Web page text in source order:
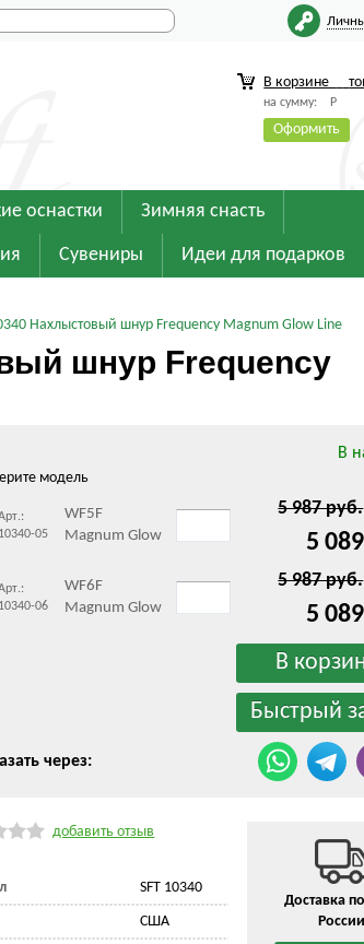
В корзине
на сумму: Р
Оформить
оснастки Зимняя снасть
Сувениры Идеи для подарков
Нахлыстовый шнур Frequency Magnum Glow Line
шнур Frequency
В
модель
10340-05
WF5F
Magnum Glow
5 987 руб.
5
10340-06
WF6F
Magnum Glow
5 987 руб.
5
через:
добавить отзыв
SFT 10340
CША
Доставка
России